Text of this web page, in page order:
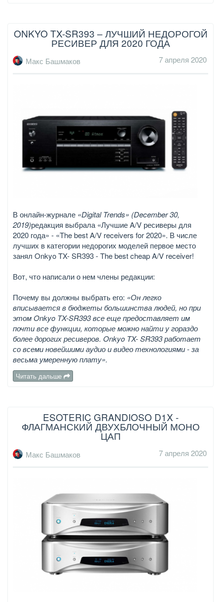
ONKYO TX-SR393 – ЛУЧШИЙ НЕДОРОГОЙ
РЕСИВЕР ДЛЯ 2020 ГОДА
Макс Башмаков 7 апреля 2020
В онлайн-журнале «Digital Trends» (December 30,
2019)редакция выбрала «Лучшие A/V ресиверы для
2020 года» - «The best A/V receivers for 2020». В числе
лучших в категории недорогих моделей первое место
занял Onkyo TX- SR393 - The best cheap A/V receiver!
Вот, что написали о нем члены редакции:
Почему вы должны выбрать его: «Он легко
вписывается в бюджеты большинства людей, но при
этом Onkyo TX-SR393 все еще предоставляет им
почти все функции, которые можно найти у гораздо
более дорогих ресиверов. Onkyo TX- SR393 работает
со всеми новейшими аудио и видео технологиями - за
весьма умеренную плату».
Читать дальше
ESOTERIC GRANDIOSO D1X -
ФЛАГМАНСКИЙ ДВУХБЛОЧНЫЙ МОНО
ЦАП
Макс Башмаков 7 апреля 2020